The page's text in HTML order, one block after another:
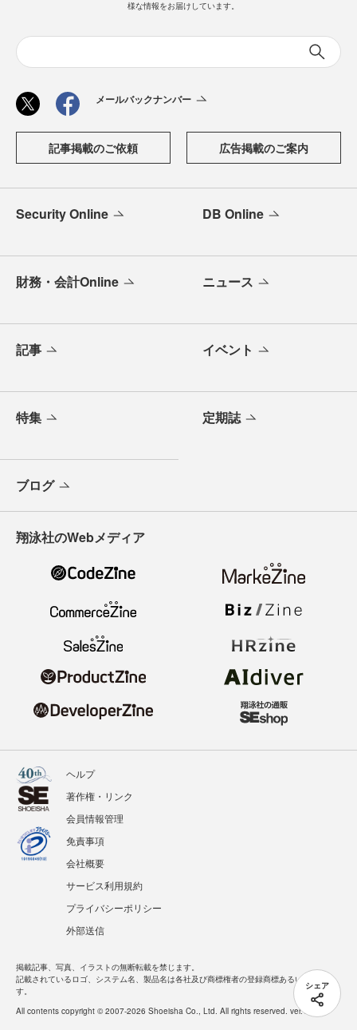
シェア
様な情報をお届けしています。
メールバックナンバー
記事掲載のご依頼 広告掲載のご案内
Security Online DB Online
財務・会計Online ニュース
記事 イベント
特集 定期誌
ブログ
翔泳社のWebメディア
ヘルプ
著作権・リンク
会員情報管理
免責事項
会社概要
サービス利用規約
プライバシーポリシー
外部送信
掲載記事、写真、イラストの無断転載を禁じます。
記載されているロゴ、システム名、製品名は各社及び商標権者の登録商標あるいは商標で
す。
All contents copyright © 2007-2026 Shoeisha Co., Ltd. All rights reserved. ver.1.5